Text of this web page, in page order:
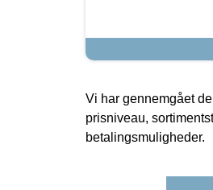
Vi har gennemgået
prisniveau,
betalingsmuligheder.